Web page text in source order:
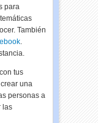
para
También
.
tus
una
personas a
las